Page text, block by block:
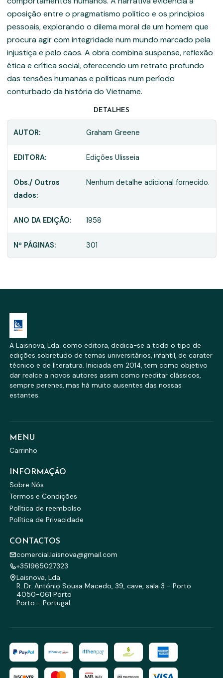
oposição entre o pragmatismo político e os princípios
pessoais, explorando o dilema moral de um homem que
procura agir com integridade num mundo marcado pela
injustiça e pelo caos. A obra combina suspense, reflexão
ética e crítica social, oferecendo um retrato profundo
das tensões humanas e políticas num período
conturbado da história do Vietname.
DETALHES
AUTOR: Graham Greene
EDITORA: Edições Ulisseia
Obs./ Outros
dados:
Nenhum detalhe adicional fornecido.
ANO DA EDIÇÃO: 1958
Nº PÁGINAS: 301
A Laisnova, Lda. como editora, dedica-se a todo o tipo de
edições sobretudo de temas universitários, infantil, de carater
técnico e de literatura. Iniciada em 2014, tem como objetivo
dar realce a novos autores assim como reeditar clássicos,
sempre perenes, mas há muito ausentes das nossas
estantes.
MENU
Carrinho
INFORMAÇÃO
Sobre Nós
Termos e Condições
Política de reembolso
Política de Privacidade
CONTACTOS
comercial.laisnova@gmail.com
+351965027323
Laisnova, Lda.
R. Dr. António Sousa Macedo, 39, cave, sala 3 - Porto
4050-061 Porto
Porto - Portugal